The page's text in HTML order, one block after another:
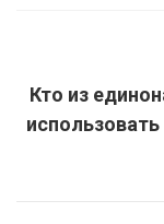
Кто из